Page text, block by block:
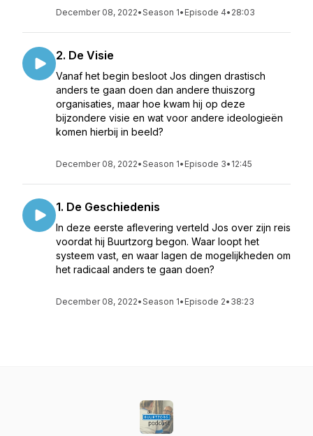
December 08, 2022•Season 1• Episode 4• 28:03
2. De Visie
Vanaf het begin besloot Jos dingen drastisch
anders te gaan doen dan andere thuiszorg
organisaties, maar hoe kwam hij op deze
bijzondere visie en wat voor andere ideologieën
komen hierbij in beeld?
December 08, 2022•Season 1• Episode 3• 12:45
1. De Geschiedenis
In deze eerste aflevering verteld Jos over zijn reis
voordat hij Buurtzorg begon. Waar loopt het
systeem vast, en waar lagen de mogelijkheden om
het radicaal anders te gaan doen?
December 08, 2022•Season 1• Episode 2• 38:23